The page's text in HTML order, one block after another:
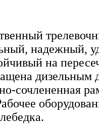
надежный,
на
дизельным
сочлененная